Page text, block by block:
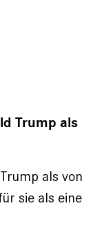
Trump als
als von
sie als eine